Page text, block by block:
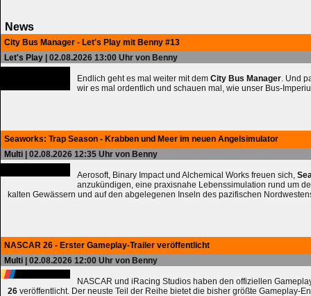
News
City Bus Manager - Let's Play mit Benny #13
Let's Play | 02.08.2026 13:00 Uhr von Benny
Endlich geht es mal weiter mit dem City Bus Manager. Und
wir es mal ordentlich und schauen mal, wie unser Bus-
Seaworks: Trap Season - Krabben und Meer im neuen Angelsimulator
Multi | 02.08.2026 12:35 Uhr von Benny
Aerosoft, Binary Impact und Alchemical Works freuen sich,
anzukündigen, eine praxisnahe Lebenssimulation rund um
kalten Gewässern und auf den abgelegenen Inseln des pazifischen
NASCAR 26 - Erster Gameplay-Trailer veröffentlicht
Multi | 02.08.2026 12:00 Uhr von Benny
NASCAR und iRacing Studios haben den offiziellen
26 veröffentlicht. Der neuste Teil der Reihe bietet die bisher größte Gameplay-